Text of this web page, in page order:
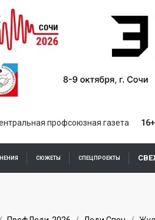
профсоюзная газета 16+
СЮЖЕТЫ СПЕЦПРОЕКТЫ